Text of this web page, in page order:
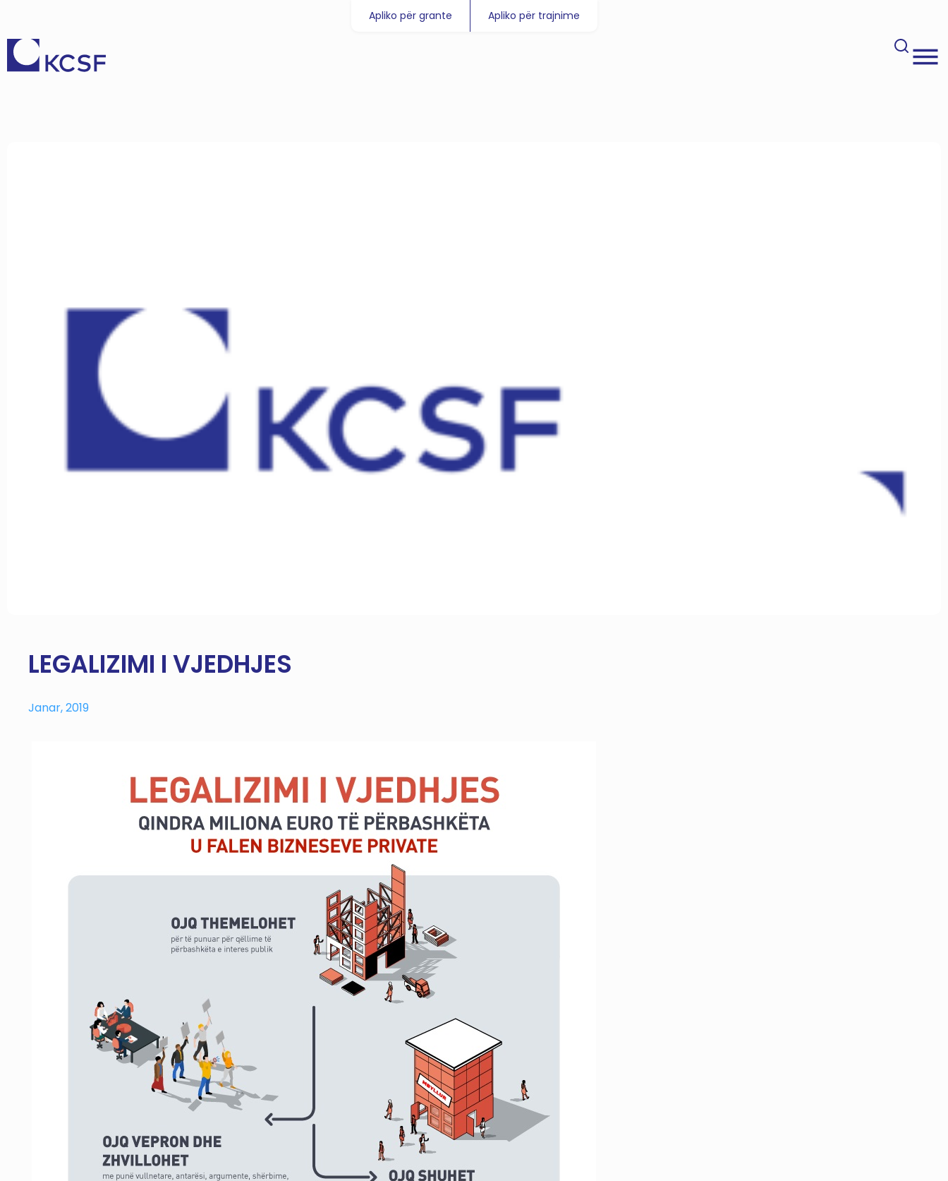
Apliko për grante Apliko për trajnime
LEGALIZIMI I VJEDHJES
Janar, 2019